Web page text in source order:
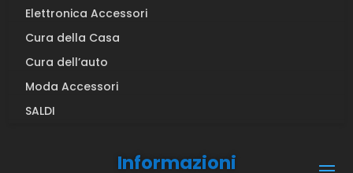
Elettronica Accessori
Cura della Casa
Cura dell’auto
Moda Accessori
SALDI
Informazioni